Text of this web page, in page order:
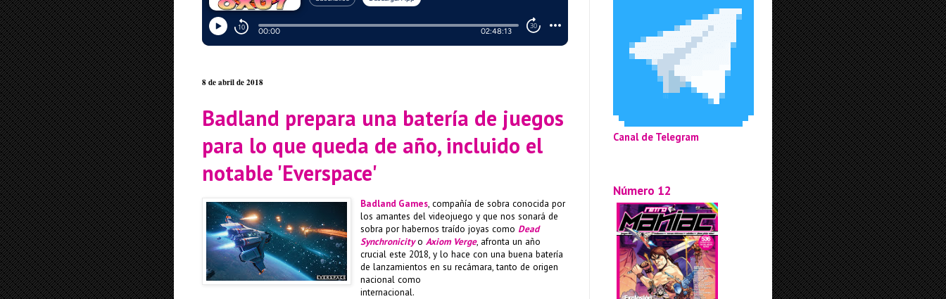
8 de abril de 2018
Badland prepara una batería de juegos
para lo que queda de año, incluido el
notable 'Everspace'
Badland Games, compañía de sobra conocida por
los amantes del videojuego y que nos sonará de
sobra por habernos traído joyas como Dead
SynchronicityoAxiom Verge, afronta un año
crucial este 2018, y lo hace con una buena batería
de lanzamientos en su recámara, tanto de origen
nacional como
internacional.
Canal de Telegram
Número 12